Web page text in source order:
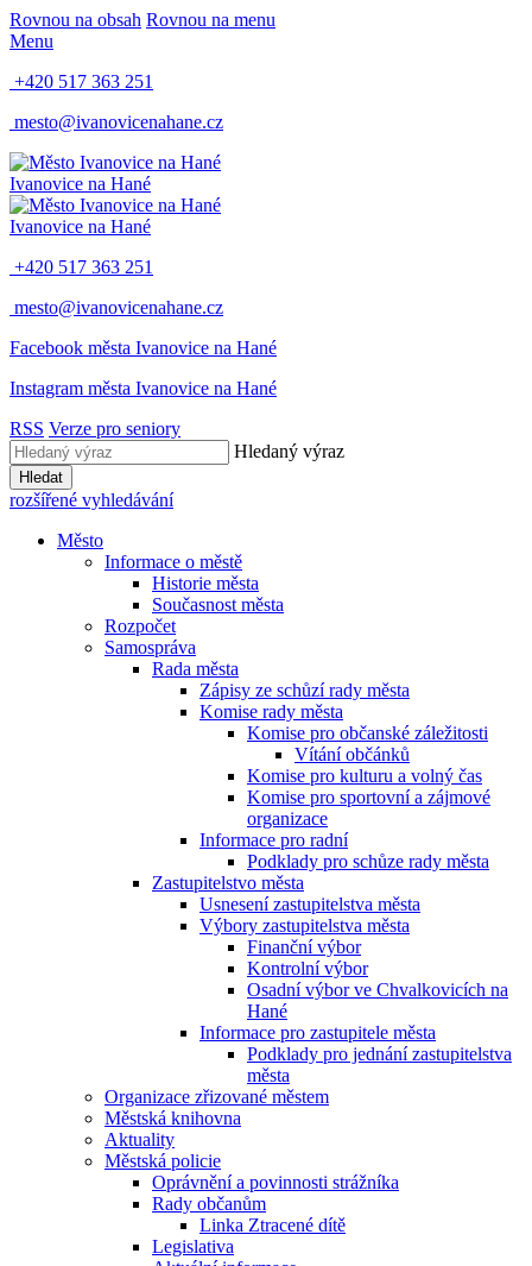
Rovnou na obsah Rovnou na menu
Menu
+420 517 363 251
mesto@ivanovicenahane.cz
Ivanovice na Hané
Ivanovice na Hané
+420 517 363 251
mesto@ivanovicenahane.cz
Facebook města Ivanovice na Hané
Instagram města Ivanovice na Hané
RSS Verze pro seniory
Hledaný výraz
Hledat
rozšířené vyhledávání
Město
Informace o městě
Historie města
Současnost města
Rozpočet
Samospráva
Rada města
Zápisy ze schůzí rady města
Komise rady města
Komise pro občanské záležitosti
Vítání občánků
Komise pro kulturu a volný čas
Komise pro sportovní a zájmové
organizace
Informace pro radní
Podklady pro schůze rady města
Zastupitelstvo města
Usnesení zastupitelstva města
Výbory zastupitelstva města
Finanční výbor
Kontrolní výbor
Osadní výbor ve Chvalkovicích na
Hané
Informace pro zastupitele města
Podklady pro jednání zastupitelstva
města
Organizace zřizované městem
Městská knihovna
Aktuality
Městská policie
Oprávnění a povinnosti strážníka
Rady občanům
Linka Ztracené dítě
Legislativa